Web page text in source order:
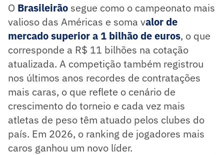
O Brasileirão segue como o campeonato mais
valioso das Américas e soma valor de
mercado superior a 1 bilhão de euros, o que
corresponde a R$ 11 bilhões na cotação
atualizada. A competição também registrou
nos últimos anos recordes de contratações
mais caras, o que reflete o cenário de
crescimento do torneio e cada vez mais
atletas de peso têm atuado pelos clubes do
país. Em 2026, o ranking de jogadores mais
caros ganhou um novo líder.